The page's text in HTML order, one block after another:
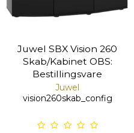
Juwel SBX Vision 260
Skab/Kabinet OBS:
Bestillingsvare
Juwel
vision260skab_config